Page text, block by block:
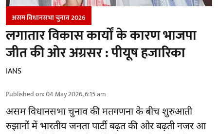
असम विधानसभा चुनाव 2026
लगातार विकास कार्यों के कारण भाजपा
जीत की ओर अग्रसर : पीयूष हजारिका
IANS
Published on:04 May 2026, 6:15 am
असम विधानसभा चुनाव की मतगणना के बीच शुरुआती
रुझानों में भारतीय जनता पार्टी बढ़त की ओर बढ़ती नजर आ